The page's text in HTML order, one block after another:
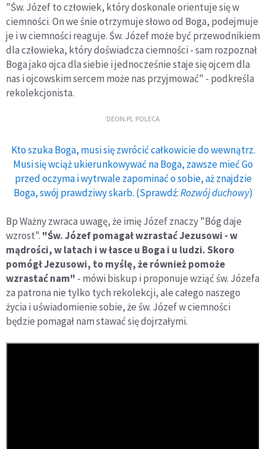
"Św. Józef to człowiek, który doskonale orientuje się w
ciemności. On we śnie otrzymuje słowo od Boga, podejmuje
je i w ciemności reaguje. Św. Józef może być przewodnikiem
dla człowieka, który doświadcza ciemności - sam rozpoznał
Boga jako ojca dla siebie i jednocześnie staje się ojcem dla
nas i ojcowskim sercem może nas przyjmować" - podkreśla
rekolekcjonista.
DEON.PL POLECA
Kto szuka Boga, musi się zwrócić całkowicie do wewnątrz.
Musi się wciąż ukierunkowywać na Boga, zawsze mieć Go
przed oczyma i wytrwale zapominać o sobie, aż znajdzie
Boga, swój prawdziwy skarb. (Sprawdź:Rozwój duchowy)
Bp Ważny zwraca uwagę, że imię Józef znaczy "Bóg daje
wzrost". "Św. Józef pomagał wzrastać Jezusowi - w
mądrości, w latach i w łasce u Boga i u ludzi. Skoro
pomógł Jezusowi, to myślę, że również pomoże
wzrastać nam" - mówi biskup i proponuje wziąć św. Józefa
za patrona nie tylko tych rekolekcji, ale całego naszego
życia i uświadomienie sobie, że św. Józef w ciemności
będzie pomagał nam stawać się dojrzałymi.